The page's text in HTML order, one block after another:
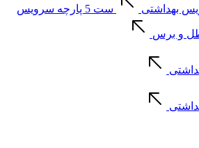
ست 5 پارچه سرویس
و برس